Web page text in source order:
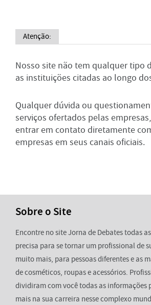
Atenção:
Nosso site não tem qualquer tipo
as instituições citadas ao longo
Qualquer dúvida ou
serviços ofertados pelas
entrar em contato diretamente
empresas em seus canais oficiais.
Sobre o Site
Encontre no site Jorna de Debates todas
precisa para se tornar um profissional de
muito mais, para pessoas diferentes e as
de cosméticos, roupas e acessórios.
dividiram com você todas as informações
mais na sua carreira nesse complexo